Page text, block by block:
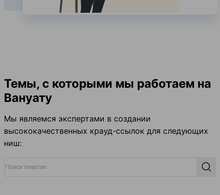
Темы, с которыми мы работаем на
Вануату
Мы являемся экспертами в создании
высококачественных крауд-ссылок для следующих
ниш: